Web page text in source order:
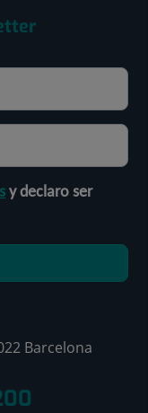
y declaro ser
Barcelona